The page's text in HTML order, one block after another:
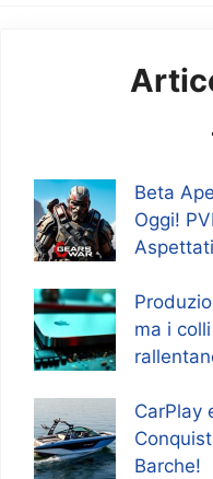
Beta
Oggi!
ma i
CarPlay
Barche!